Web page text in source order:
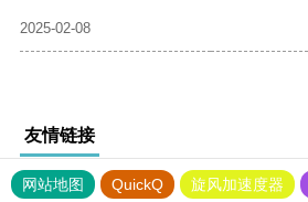
2025-02-08
友情链接
网站地图 QuickQ 旋风加速度器